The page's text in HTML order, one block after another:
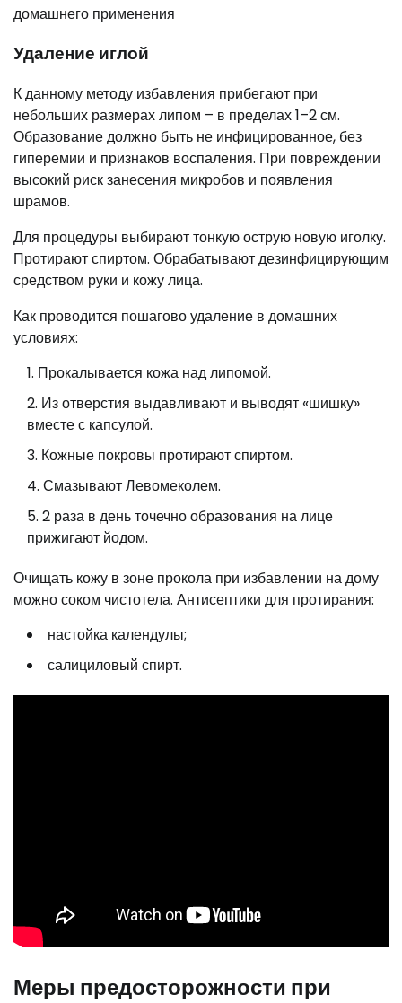
Удаление иглой
К данному методу избавления прибегают при
небольших размерах липом – в пределах 1–2 см.
Образование должно быть не инфицированное, без
гиперемии и признаков воспаления. При повреждении
высокий риск занесения микробов и появления
шрамов.
Для процедуры выбирают тонкую острую новую иголку.
Протирают спиртом. Обрабатывают дезинфицирующим
средством руки и кожу лица.
Как проводится пошагово удаление в домашних
условиях:
Прокалывается кожа над липомой.
Из отверстия выдавливают и выводят «шишку»
вместе с капсулой.
Кожные покровы протирают спиртом.
Смазывают Левомеколем.
2 раза в день точечно образования на лице
прижигают йодом.
Очищать кожу в зоне прокола при избавлении на дому
можно соком чистотела. Антисептики для протирания:
настойка календулы;
салициловый спирт.
Меры предосторожности при